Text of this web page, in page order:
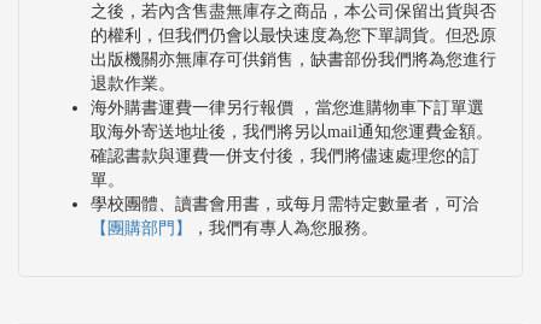
之後，若內含售盡無庫存之商品，本公司保留出貨與否
的權利，但我們仍會以最快速度為您下單調貨。但恐原
出版機關亦無庫存可供銷售，缺書部份我們將為您進行
退款作業。
海外購書運費一律另行報價 ，當您進購物車下訂單選
取海外寄送地址後，我們將另以mail通知您運費金額。
確認書款與運費一併支付後，我們將儘速處理您的訂
單。
學校團體、讀書會用書，或每月需特定數量者，可洽
【團購部門】
，我們有專人為您服務。